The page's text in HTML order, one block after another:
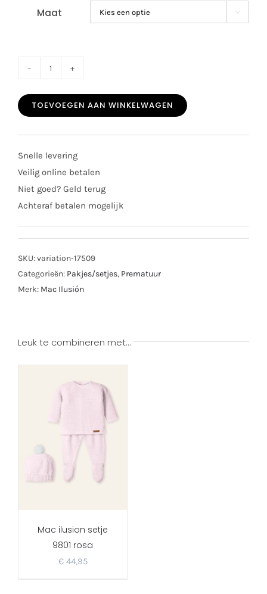
Maat 
ilusion
setje
aantal
TOEVOEGEN AAN WINKELWAGEN
Snelle levering
Veilig online betalen
Niet goed? Geld terug
Achteraf betalen mogelijk
SKU:variation-17509
Categorieën: Pakjes/setjes, Prematuur
Merk: Mac Ilusión
Leuk te combineren met…
Mac ilusion setje
9801 rosa
€44,95